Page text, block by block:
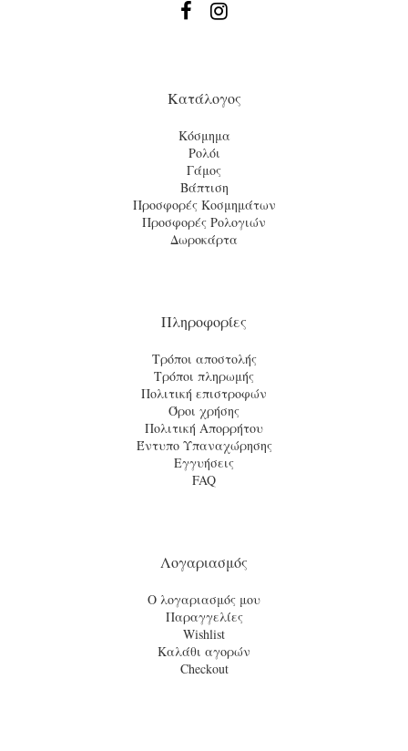
 
Κατάλογος
Κόσμημα
Ρολόι
Γάμος
Βάπτιση
Προσφορές Κοσμημάτων
Προσφορές Ρολογιών
Δωροκάρτα
Πληροφορίες
Τρόποι αποστολής
Τρόποι πληρωμής
Πολιτική επιστροφών
Όροι χρήσης
Πολιτική Απορρήτου
Έντυπο Υπαναχώρησης
Εγγυήσεις
FAQ
Λογαριασμός
Ο λογαριασμός μου
Παραγγελίες
Wishlist
Καλάθι αγορών
Checkout